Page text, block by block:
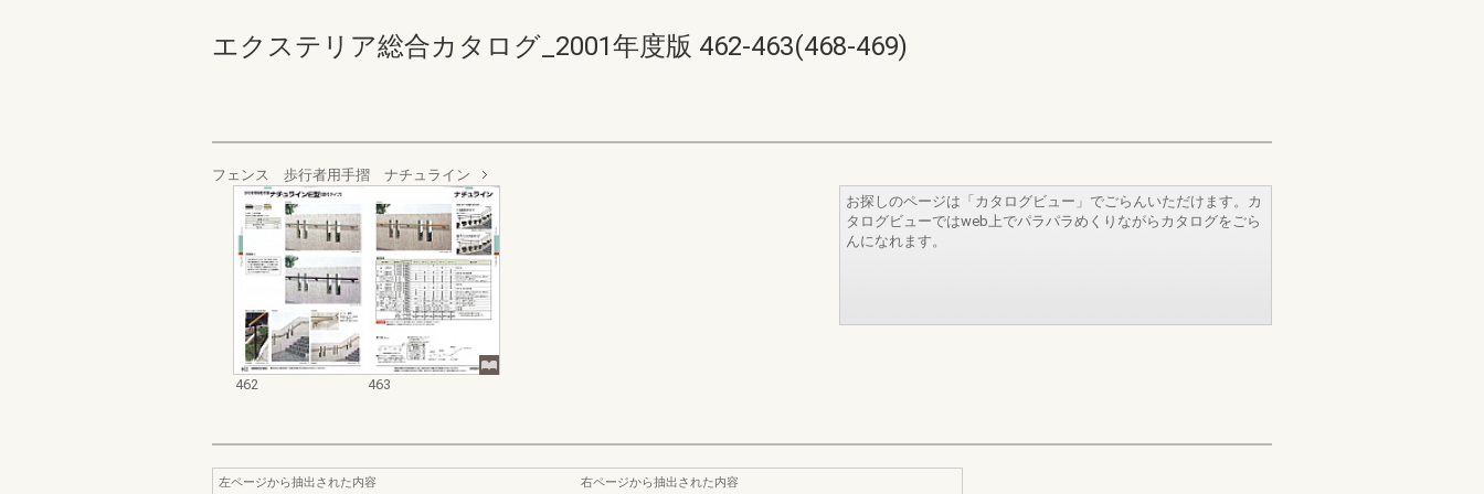
エクステリア総合カタログ_2001年度版 462-463(468-469)
フェンス 歩行者用手摺 ナチュライン
462 463
お探しのページは「カタログビュー」でごらんいただけます。カ
タログビューではweb上でパラパラめくりながらカタログをごら
んになれます。
左ページから抽出された内容
右ページから抽出された内容